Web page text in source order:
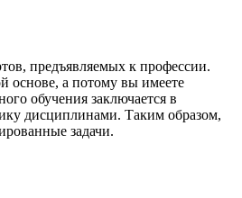
предъявляемых к профессии.
основе, а потому вы имеете
обучения заключается в
дисциплинами. Таким образом,
задачи.